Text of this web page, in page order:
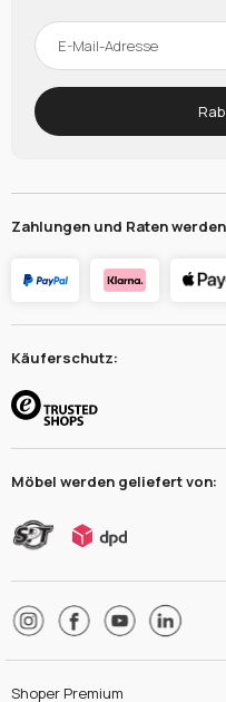
Zahlungen und Raten
Käuferschutz:
Möbel werden geliefert von:
Shoper Premium